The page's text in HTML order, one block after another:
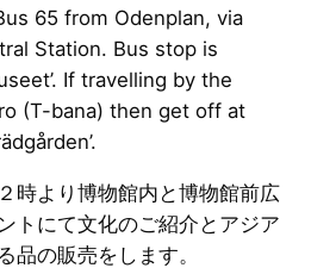
65 from Odenplan, via
Station. Bus stop is
If travelling by the
(T-bana) then get off at
時より博物館内と博物館前広
トにて文化のご紹介とアジア
品の販売をします。